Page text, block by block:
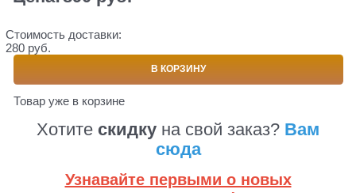
Стоимость доставки:
280 руб.
В КОРЗИНУ
Товар уже в корзине
Хотите скидку на свой заказ? Вам
сюда
Узнавайте первыми о новых